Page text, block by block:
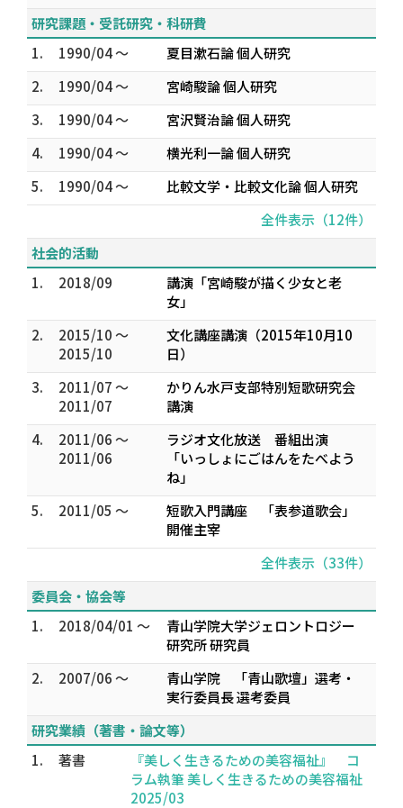
研究課題・受託研究・科研費
1.
1990/04 ～
夏目漱石論 個人研究
2.
1990/04 ～
宮崎駿論 個人研究
3.
1990/04 ～
宮沢賢治論 個人研究
4.
1990/04 ～
横光利一論 個人研究
5.
1990/04 ～
比較文学・比較文化論 個人研究
全件表示（12件）
社会的活動
1.
2018/09
講演「宮崎駿が描く少女と老
女」
2.
2015/10 ～
2015/10
文化講座講演（2015年10月10
日）
3.
2011/07 ～
2011/07
かりん水戸支部特別短歌研究会
講演
4.
2011/06 ～
2011/06
ラジオ文化放送 番組出演
「いっしょにごはんをたべよう
ね」
5.
2011/05 ～
短歌入門講座 「表参道歌会」
開催主宰
全件表示（33件）
委員会・協会等
1.
2018/04/01 ～
青山学院大学ジェロントロジー
研究所 研究員
2.
2007/06 ～
青山学院 「青山歌壇」選考・
実行委員長 選考委員
研究業績（著書・論文等）
1.
著書
『美しく生きるための美容福祉』 コ
ラム執筆 美しく生きるための美容福祉
2025/03